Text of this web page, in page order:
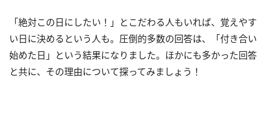
「絶対この日にしたい！」とこだわる人もいれば、覚えやす
い日に決めるという人も。圧倒的多数の回答は、「付き合い
始めた日」という結果になりました。ほかにも多かった回答
と共に、その理由について探ってみましょう！